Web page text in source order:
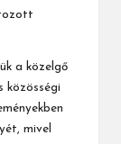
a közelgő
közösségi
mivel